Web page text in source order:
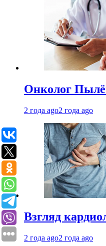
Онколог
2 года ago2 года ago
Взгляд
2 года ago2 года ago